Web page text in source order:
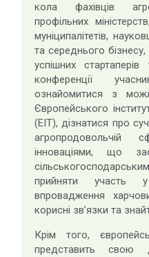
кола фахівців
профільних
муніципалітетів,
та середнього
успішних
конференції
ознайомитися з
Європейського
(EIT), дізнатися про
агропродовольчій
інноваціями, що
прийняти участь
впровадження
корисні зв’язки та
Крім того,
представить свою